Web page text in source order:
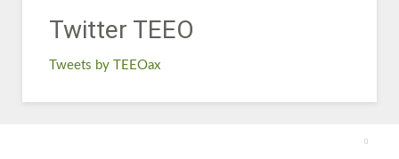
Twitter TEEO
Tweets by TEEOax